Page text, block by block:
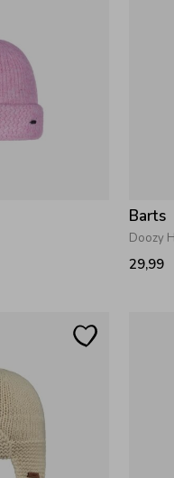
Barts
Doozy
29,99